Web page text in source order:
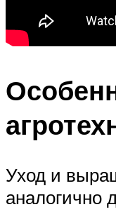
Уход и
аналогично